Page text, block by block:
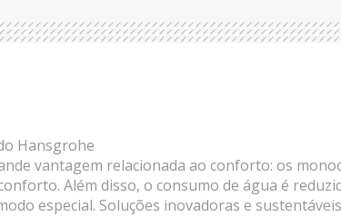
Hansgrohe
vantagem relacionada ao conforto: os
Além disso, o consumo de água é
especial. Soluções inovadoras e